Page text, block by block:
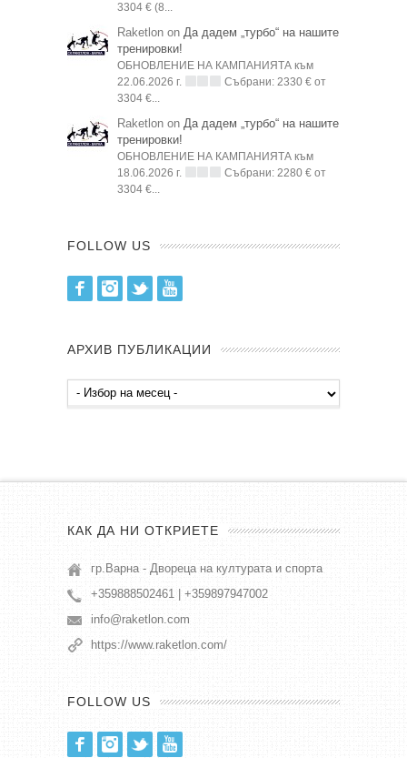
3304 € (8...
Raketlon on Да дадем „турбо“ на нашите
тренировки!
ОБНОВЛЕНИЕ НА КАМПАНИЯТА към
22.06.2026 г.
Събрани: 2330 € от
3304 €...
Raketlon on Да дадем „турбо“ на нашите
тренировки!
ОБНОВЛЕНИЕ НА КАМПАНИЯТА към
18.06.2026 г.
Събрани: 2280 € от
3304 €...
FOLLOW US
FacebookInstagram
Twitter
АРХИВ ПУБЛИКАЦИИ
Архив
публикации
КАК ДА НИ ОТКРИЕТЕ
гр.Варна - Двореца на културата и спорта
+359888502461 | +359897947002
info@raketlon.com
https://www.raketlon.com/
FOLLOW US
FacebookInstagram
Twitter